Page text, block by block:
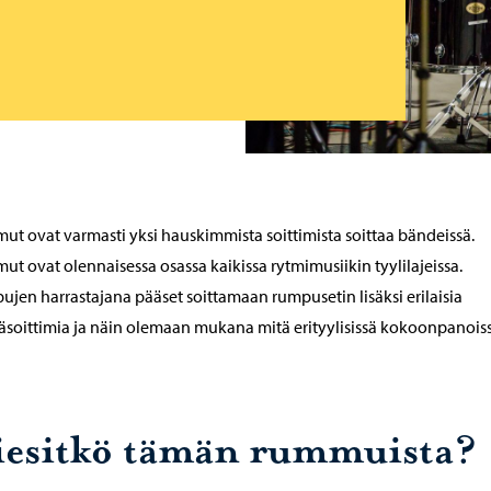
ovat varmasti yksi hauskimmista soittimista soittaa bändeissä.
ovat olennaisessa osassa kaikissa rytmimusiikin tyylilajeissa.
harrastajana pääset soittamaan rumpusetin lisäksi erilaisia
ja näin olemaan mukana mitä erityylisissä
tämän rummuista?